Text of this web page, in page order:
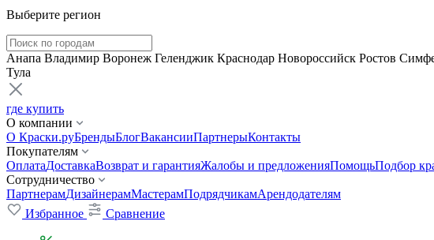
Выберите регион
Анапа Владимир Воронеж Геленджик Краснодар Новороссийск Ростов
Тула
где купить
О компании
О Краски.руБрендыБлогВакансииПартнерыКонтакты
Покупателям
ОплатаДоставкаВозврат и гарантияЖалобы и предложенияПомощьПодбор
Сотрудничество
ПартнерамДизайнерамМастерамПодрядчикамАрендодателям
Избранное
Сравнение